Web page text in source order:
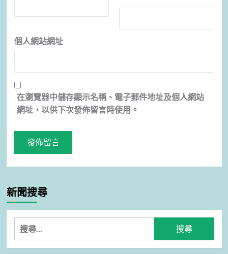
個人網站網址
在瀏覽器中儲存顯示名稱、電子郵件地址及個人網站
網址，以供下次發佈留言時使用。
新聞搜尋
搜
尋
關